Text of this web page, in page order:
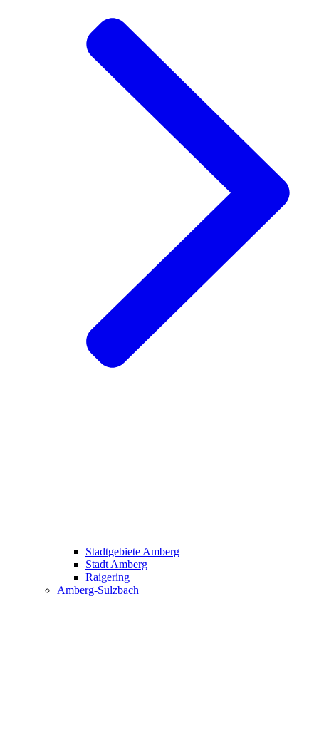
Stadtgebiete Amberg
Stadt Amberg
Raigering
Amberg-Sulzbach